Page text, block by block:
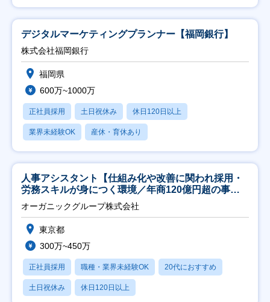
デジタルマーケティングプランナー【福岡銀行】
株式会社福岡銀行
福岡県
600万~1000万
正社員採用 土日祝休み 休日120日以上
業界未経験OK 産休・育休あり
人事アシスタント【仕組み化や改善に関われ採用・
労務スキルが身につく環境／年商120億円超の事業
会社】
オーガニックグループ株式会社
東京都
300万~450万
正社員採用 職種・業界未経験OK 20代におすすめ
土日祝休み 休日120日以上